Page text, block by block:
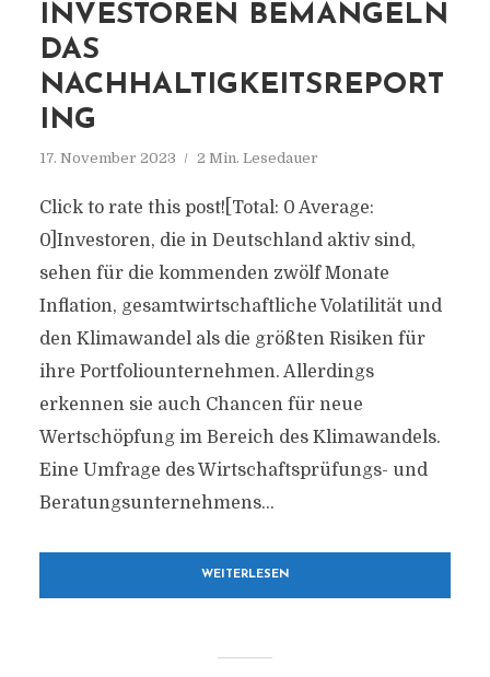
INVESTOREN BEMÄNGELN
DAS
NACHHALTIGKEITSREPORT
ING
17. November 2023 2 Min. Lesedauer
Click to rate this post![Total: 0 Average:
0]Investoren, die in Deutschland aktiv sind,
sehen für die kommenden zwölf Monate
Inflation, gesamtwirtschaftliche Volatilität und
den Klimawandel als die größten Risiken für
ihre Portfoliounternehmen. Allerdings
erkennen sie auch Chancen für neue
Wertschöpfung im Bereich des Klimawandels.
Eine Umfrage des Wirtschaftsprüfungs- und
Beratungsunternehmens...
WEITERLESEN